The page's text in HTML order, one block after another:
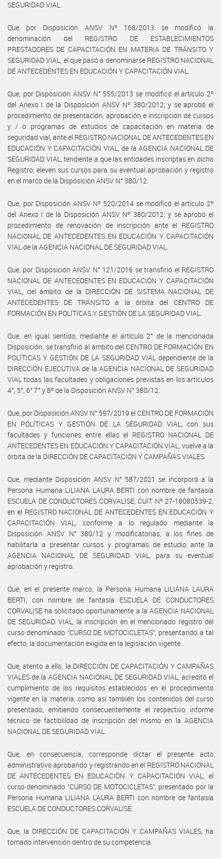
SEGURIDAD VIAL.
Que por Disposición ANSV Nº 168/2013 se modificó la
denominación del REGISTRO DE ESTABLECIMIENTOS
PRESTADORES DE CAPACITACIÓN EN MATERIA DE TRÁNSITO Y
SEGURIDAD VIAL, el que pasó a denominarse REGISTRO NACIONAL
DE ANTECEDENTES EN EDUCACIÓN Y CAPACITACIÓN VIAL.
Que, por Disposición ANSV N° 555/2013 se modificó el artículo 2º
del Anexo I de la Disposición ANSV Nº 380/2012; y se aprobó el
procedimiento de presentación, aprobación e inscripción de cursos
y / o programas de estudios de capacitación en materia de
seguridad vial, ante el REGISTRO NACIONAL DE ANTECEDENTES EN
EDUCACIÓN Y CAPACITACIÓN VIAL, de la AGENCIA NACIONAL DE
SEGURIDAD VIAL, tendiente a que las entidades inscriptas en dicho
Registro, eleven sus cursos para su eventual aprobación y registro
en el marco de la Disposición ANSV N° 380/12.
Que, por Disposición ANSV Nº 520/2014 se modificó el artículo 2º
del Anexo I de la Disposición ANSV Nº 380/2012; y se aprobó el
procedimiento de renovación de inscripción ante el REGISTRO
NACIONAL DE ANTECEDENTES EN EDUCACIÓN Y CAPACITACIÓN
VIAL de la AGENCIA NACIONAL DE SEGURIDAD VIAL.
Que, por Disposición ANSV N° 121/2016 se transfirió el REGISTRO
NACIONAL DE ANTECEDENTES EN EDUCACIÓN Y CAPACITACIÓN
VIAL, del ámbito de la DIRECCIÓN DE SISTEMA NACIONAL DE
ANTECEDENTES DE TRÁNSITO a la órbita del CENTRO DE
FORMACIÓN EN POLÍTICAS Y GESTIÓN DE LA SEGURIDAD VIAL.
Que, en igual sentido, mediante el artículo 2° de la mencionada
Disposición, se transfirió al ámbito del CENTRO DE FORMACIÓN EN
POLÍTICAS Y GESTIÓN DE LA SEGURIDAD VIAL dependiente de la
DIRECCIÓN EJECUTIVA de la AGENCIA NACIONAL DE SEGURIDAD
VIAL todas las facultades y obligaciones previstas en los artículos
4°, 5°, 6° 7° y 8º de la Disposición ANSV N° 380/12.
Que, por Disposición ANSV N° 597/2019 el CENTRO DE FORMACIÓN
EN POLÍTICAS Y GESTIÓN DE LA SEGURIDAD VIAL, con sus
facultades y funciones entre ellas el REGISTRO NACIONAL DE
ANTECEDENTES EN EDUCACIÓN Y CAPACITACIÓN VIAL, vuelve a la
órbita de la DIRECCIÓN DE CAPACITACIÓN Y CAMPAÑAS VIALES.
Que, mediante Disposición ANSV N° 587/2021 se incorporó a la
Persona Humana LILIANA LAURA BERTI con nombre de fantasía
ESCUELA DE CONDUCTORES CORVALISE, CUIT Nº 27-18080539-2,
en el REGISTRO NACIONAL DE ANTECEDENTES EN EDUCACIÓN Y
CAPACITACIÓN VIAL, conforme a lo regulado mediante la
Disposición ANSV N° 380/12 y modificatorias, a los fines de
habilitarla a presentar cursos y programas de estudio ante la
AGENCIA NACIONAL DE SEGURIDAD VIAL, para su eventual
aprobación y registro.
Que, en el presente marco, la Persona Humana LILIANA LAURA
BERTI, con nombre de fantasía ESCUELA DE CONDUCTORES
CORVALISE ha solicitado oportunamente a la AGENCIA NACIONAL
DE SEGURIDAD VIAL, la inscripción en el mencionado registro del
curso denominado “CURSO DE MOTOCICLETAS”, presentando a tal
efecto, la documentación exigida en la legislación vigente.
Que, atento a ello, la DIRECCIÓN DE CAPACITACIÓN Y CAMPAÑAS
VIALES de la AGENCIA NACIONAL DE SEGURIDAD VIAL, acreditó el
cumplimiento de los requisitos establecidos en el procedimiento
vigente en la materia, como así también los contenidos del curso
presentado, emitiendo consecuentemente el respectivo informe
técnico de factibilidad de inscripción del mismo en la AGENCIA
NACIONAL DE SEGURIDAD VIAL.
Que, en consecuencia, corresponde dictar el presente acto
administrativo aprobando y registrando en el REGISTRO NACIONAL
DE ANTECEDENTES EN EDUCACIÓN Y CAPACITACIÓN VIAL, el
curso denominado “CURSO DE MOTOCICLETAS”, presentado por la
Persona Humana LILIANA LAURA BERTI con nombre de fantasía
ESCUELA DE CONDUCTORES CORVALISE.
Que, la DIRECCIÓN DE CAPACITACIÓN Y CAMPAÑAS VIALES, ha
tomado intervención dentro de su competencia.